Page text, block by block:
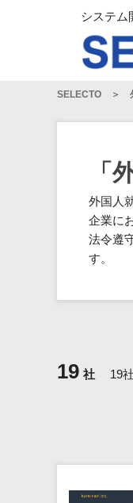
システム
フレームワー
パッケージ
SELECTO
「
外国人
企業に
法令遵
す。
19 社 19